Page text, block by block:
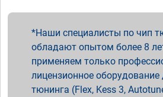
Наши специалисты по чип
обладают опытом более 8
применяем только
лицензионное оборудование
тюнинга (Flex, Kess 3,